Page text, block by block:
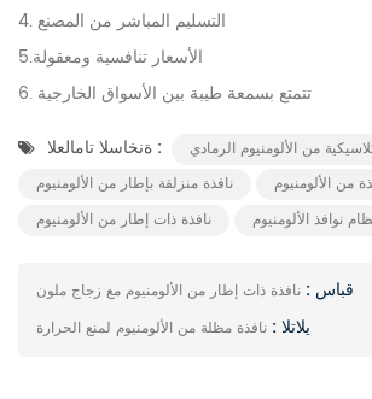
4. التسليم المباشر من المصنع
5.الأسعار تنافسية ومعقولة
6. تتمتع بسمعة طيبة بين الأسواق الخارجية
ةنخاسلا تامالعلا :
من الألومنيوم الرمادي
نافذة منزلقة بإطار من الألومنيوم
من الألومنيوم
نافذة ذات إطار من الألومنيوم
نوافذ الألومنيوم
قباس : نافذة ذات إطار من الألومنيوم مع زجاج ملون
يلاتلا : نافذة مظلة من الألومنيوم لمنع الحرارة